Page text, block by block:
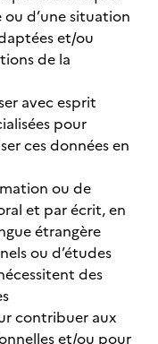
d’une situation
et/ou
de la
avec esprit
pour
ces données en
ou de
et par écrit, en
étrangère
ou d’études
des
contribuer aux
et/ou pour